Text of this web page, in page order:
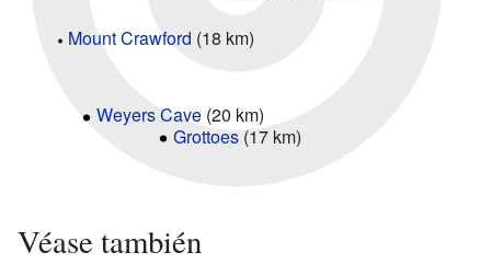
Grottoes(17 km)
Mount Crawford (18 km)
Weyers Cave(20 km)
Véase también